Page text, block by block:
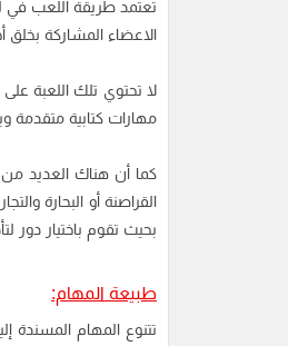
الاعضاء المشاركة بخلق
لا تحتوي تلك اللعبة
مهارات كتابية متقدمة
القراصنة أو البحارة
بحيث تقوم باختيار دور
طبيعة المهام: